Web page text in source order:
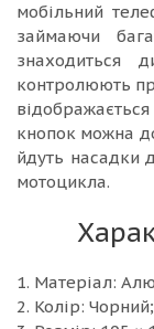
мобільний
займаючи
знаходиться
контролюють
кнопок можна
йдуть насадки
мотоцикла.
1. Матеріал:
2. Колір: Чорний;